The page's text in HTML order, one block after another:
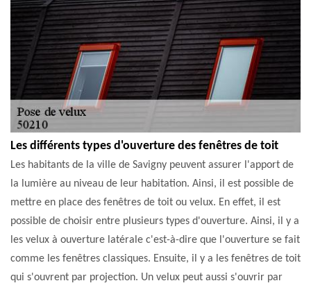
Les différents types d'ouverture des fenêtres de toit
Les habitants de la ville de Savigny peuvent assurer l'apport de
la lumière au niveau de leur habitation. Ainsi, il est possible de
mettre en place des fenêtres de toit ou velux. En effet, il est
possible de choisir entre plusieurs types d'ouverture. Ainsi, il y a
les velux à ouverture latérale c'est-à-dire que l'ouverture se fait
comme les fenêtres classiques. Ensuite, il y a les fenêtres de toit
qui s'ouvrent par projection. Un velux peut aussi s'ouvrir par